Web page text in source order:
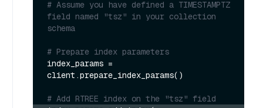
# Assume you have defined a TIMESTAMPTZ
field named "tsz" in your collection
schema
# Prepare index parameters
index_params =
client.prepare_index_params()
# Add RTREE index on the "tsz" field